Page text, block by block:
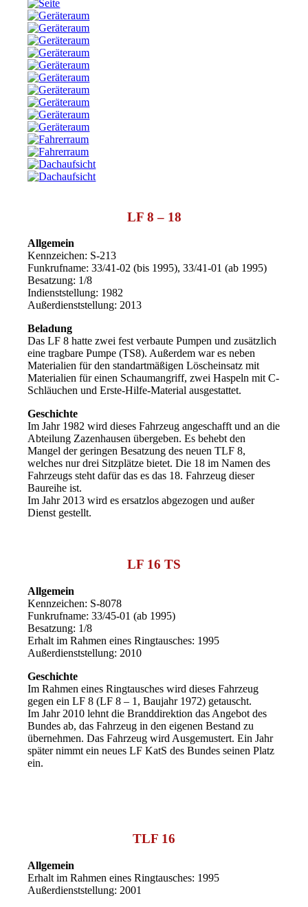
LF 8 – 18
Allgemein
Kennzeichen: S-213
Funkrufname: 33/41-02 (bis 1995), 33/41-01 (ab 1995)
Besatzung: 1/8
Indienststellung: 1982
Außerdienststellung: 2013
Beladung
Das LF 8 hatte zwei fest verbaute Pumpen und zusätzlich
eine tragbare Pumpe (TS8). Außerdem war es neben
Materialien für den standartmäßigen Löscheinsatz mit
Materialien für einen Schaumangriff, zwei Haspeln mit C-
Schläuchen und Erste-Hilfe-Material ausgestattet.
Geschichte
Im Jahr 1982 wird dieses Fahrzeug angeschafft und an die
Abteilung Zazenhausen übergeben. Es behebt den
Mangel der geringen Besatzung des neuen TLF 8,
welches nur drei Sitzplätze bietet. Die 18 im Namen des
Fahrzeugs steht dafür das es das 18. Fahrzeug dieser
Baureihe ist.
Im Jahr 2013 wird es ersatzlos abgezogen und außer
Dienst gestellt.
LF 16 TS
Allgemein
Kennzeichen: S-8078
Funkrufname: 33/45-01 (ab 1995)
Besatzung: 1/8
Erhalt im Rahmen eines Ringtausches: 1995
Außerdienststellung: 2010
Geschichte
Im Rahmen eines Ringtausches wird dieses Fahrzeug
gegen ein LF 8 (LF 8 – 1, Baujahr 1972) getauscht.
Im Jahr 2010 lehnt die Branddirektion das Angebot des
Bundes ab, das Fahrzeug in den eigenen Bestand zu
übernehmen. Das Fahrzeug wird Ausgemustert. Ein Jahr
später nimmt ein neues LF KatS des Bundes seinen Platz
ein.
TLF 16
Allgemein
Erhalt im Rahmen eines Ringtausches: 1995
Außerdienststellung: 2001